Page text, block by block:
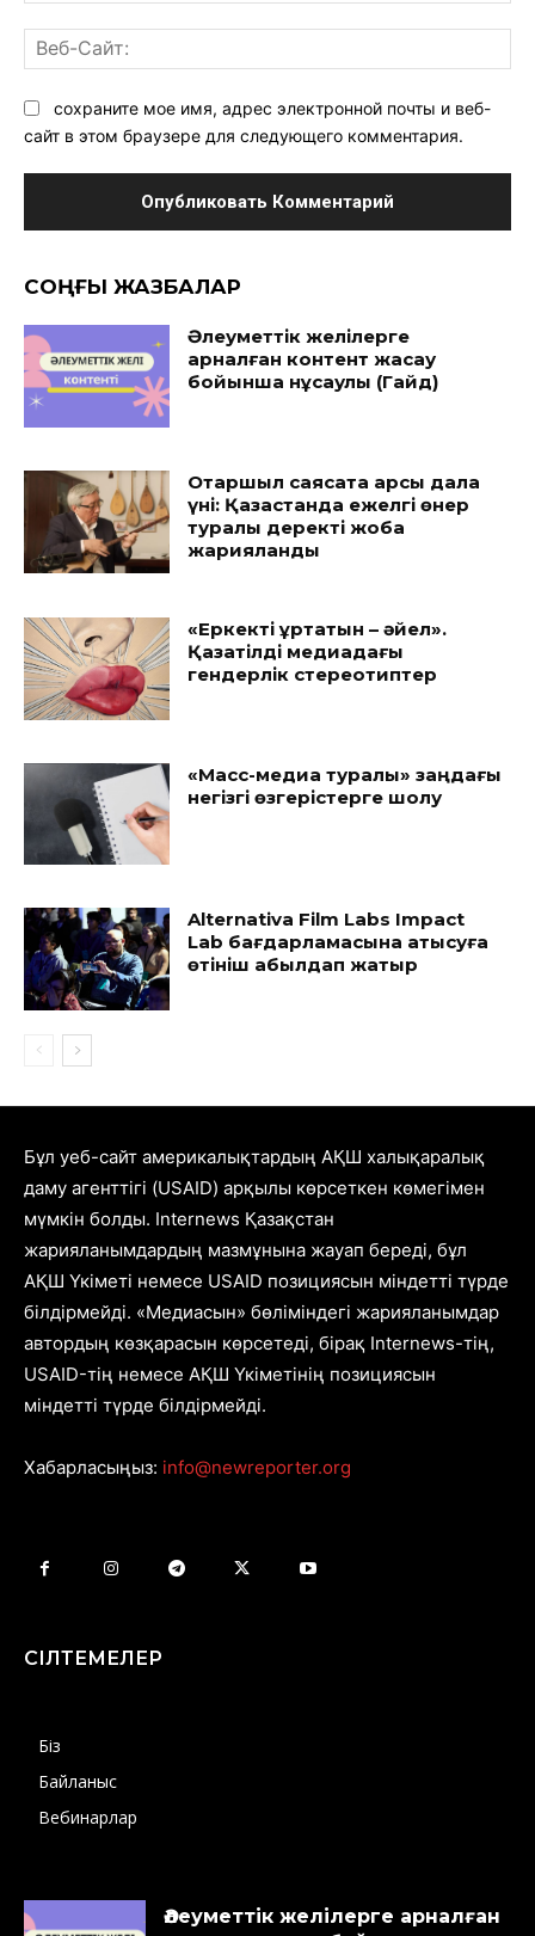
сохраните мое имя, адрес электронной почты и веб-
сайт в этом браузере для следующего комментария.
CОҢҒЫ ЖАЗБАЛАР
Әлеуметтік желілерге
арналған контент жасау
бойынша нұсқаулық (Гайд)
Отаршыл саясатқа қарсы дала
үні: Қазақстанда ежелгі өнер
туралы деректі жоба
жарияланды
«Еркекті құртатын – әйел».
Қазақтілді медиадағы
гендерлік стереотиптер
«Масс-медиа туралы» заңдағы
негізгі өзгерістерге шолу
Alternativa Film Labs Impact
Lab бағдарламасына қатысуға
өтініш қабылдап жатыр
Бұл уеб-сайт америкалықтардың АҚШ халықаралық
даму агенттігі (USAID) арқылы көрсеткен көмегімен
мүмкін болды. Internews Қазақстан
жарияланымдардың мазмұнына жауап береді, бұл
АҚШ Үкіметі немесе USAID позициясын міндетті түрде
білдірмейді. «Медиасын» бөліміндегі жарияланымдар
автордың көзқарасын көрсетеді, бірақ Internews-тің,
USAID-тің немесе АҚШ Үкіметінің позициясын
міндетті түрде білдірмейді.
Хабарласыңыз: info@newreporter.org
СІЛТЕМЕЛЕР
Біз
Байланыс
Вебинарлар
Әлеуметтік желілерге арналған